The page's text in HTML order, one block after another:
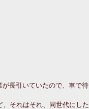
、それはそれ、同世代にし